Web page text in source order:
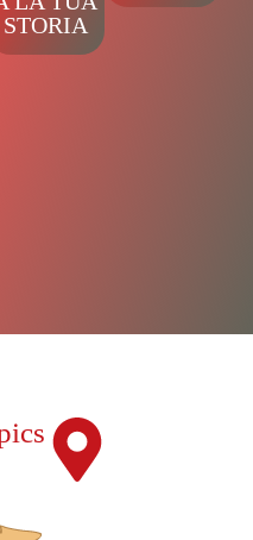
STORIA